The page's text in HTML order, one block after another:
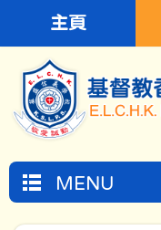
主頁
MENU